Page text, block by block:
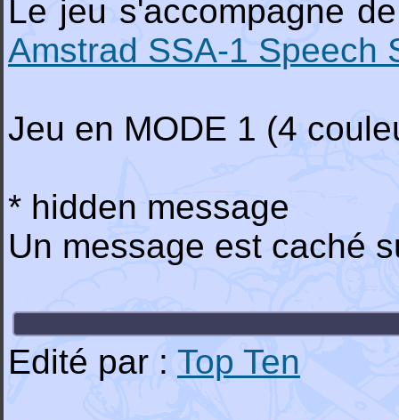
Le jeu s'accompagne
Amstrad SSA-1 Speech
Jeu en MODE 1 (4
* hidden message
Un message est caché
Edité par : Top Ten